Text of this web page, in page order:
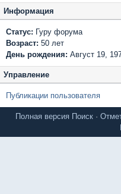
Информация
Статус: Гуру форума
Возраст: 50 лет
День рождения: Август 19,
Управление
Публикации пользователя
Полная версия Поиск ·